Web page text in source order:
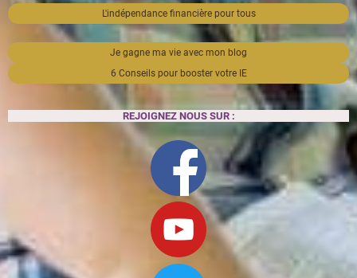
L'indépendance financière pour tous
Je gagne ma vie avec mon blog
6 Conseils pour booster votre IE
REJOIGNEZ NOUS SUR :